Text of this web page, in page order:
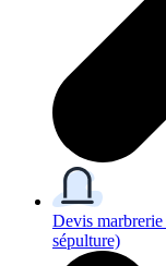
Devis marbrerie
sépulture)